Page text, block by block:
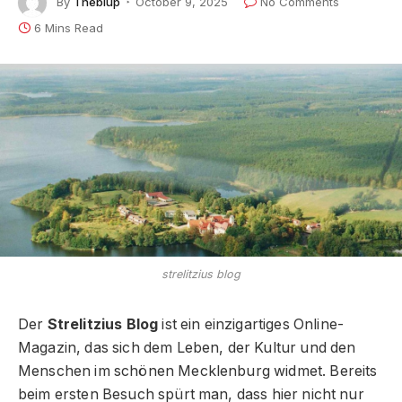
6 Mins Read
strelitzius blog
Der Strelitzius Blog ist ein einzigartiges Online-
Magazin, das sich dem Leben, der Kultur und den
Menschen im schönen Mecklenburg widmet. Bereits
beim ersten Besuch spürt man, dass hier nicht nur